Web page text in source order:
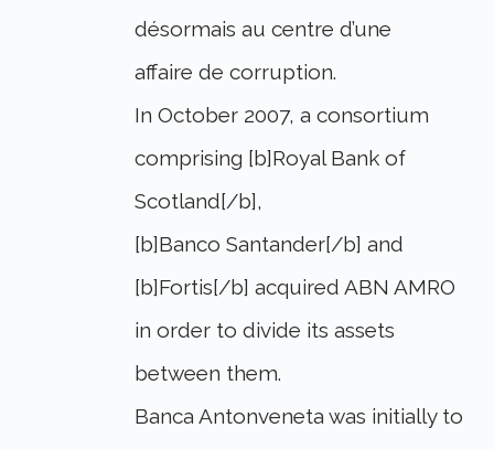
désormais au centre d’une
affaire de corruption.
In October 2007, a consortium
comprising [b]Royal Bank of
Scotland[/b],
[b]Banco Santander[/b] and
[b]Fortis[/b] acquired ABN AMRO
in order to divide its assets
between them.
Banca Antonveneta was initially to